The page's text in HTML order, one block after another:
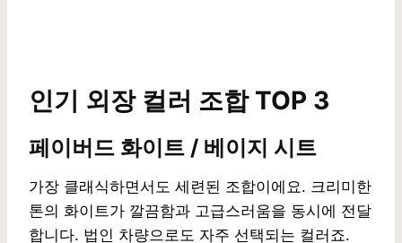
인기 외장 컬러 조합 TOP 3
페이버드 화이트 / 베이지 시트
가장 클래식하면서도 세련된 조합이에요. 크리미한
톤의 화이트가 깔끔함과 고급스러움을 동시에 전달
합니다. 법인 차량으로도 자주 선택되는 컬러죠.